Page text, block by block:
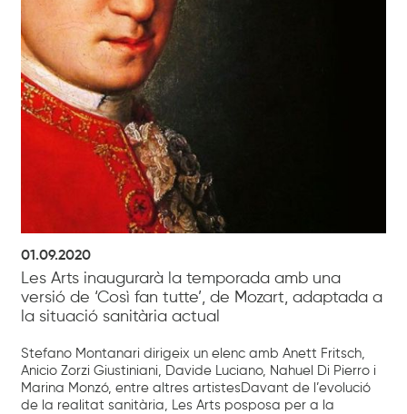
01.09.2020
Les Arts inaugurarà la temporada amb una
versió de ‘Così fan tutte’, de Mozart, adaptada a
la situació sanitària actual
Stefano Montanari dirigeix un elenc amb Anett Fritsch,
Anicio Zorzi Giustiniani, Davide Luciano, Nahuel Di Pierro i
Marina Monzó, entre altres artistesDavant de l’evolució
de la realitat sanitària, Les Arts posposa per a la